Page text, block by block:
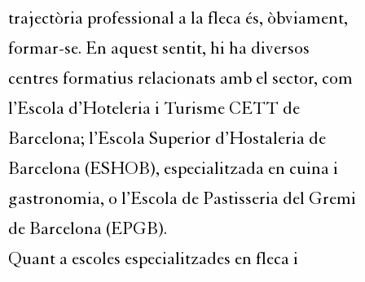
trajectòria professional a la fleca és, òbviament,
formar-se. En aquest sentit, hi ha diversos
centres formatius relacionats amb el sector, com
l’Escola d’Hoteleria i Turisme CETT de
Barcelona; l’Escola Superior d’Hostaleria de
Barcelona (ESHOB), especialitzada en cuina i
gastronomia, o l’Escola de Pastisseria del Gremi
de Barcelona (EPGB).
Quant a escoles especialitzades en fleca i